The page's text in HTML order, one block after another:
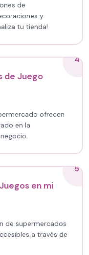
de
y
tu tienda!
4
de Juego
ofrecen
en la
5
en mi
de supermercados
a través de